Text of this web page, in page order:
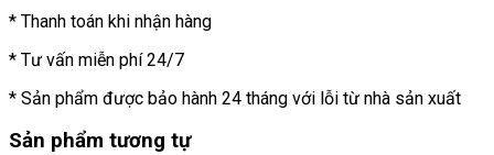
* Thanh toán khi nhận hàng
* Tư vấn miễn phí 24/7
* Sản phẩm được bảo hành 24 tháng với lỗi từ nhà sản xuất
Sản phẩm tương tự